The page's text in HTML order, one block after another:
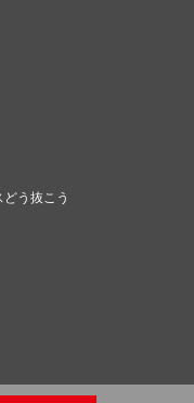
う抜こう